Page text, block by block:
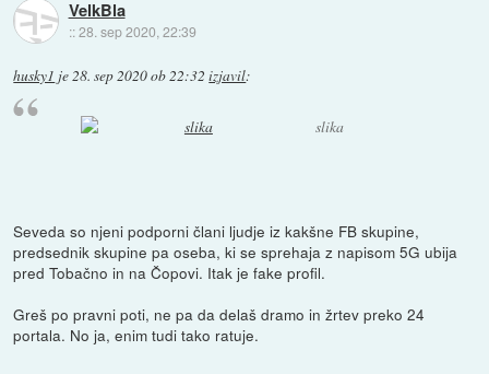
VelkBla
::28. sep 2020, 22:39
husky1 je28. sep 2020 ob 22:32 izjavil:
slika
Seveda so njeni podporni člani ljudje iz kakšne FB skupine,
predsednik skupine pa oseba, ki se sprehaja z napisom 5G ubija
pred Tobačno in na Čopovi. Itak je fake profil.
Greš po pravni poti, ne pa da delaš dramo in žrtev preko 24
portala. No ja, enim tudi tako ratuje.